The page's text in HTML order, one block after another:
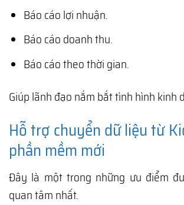
Báo cáo lợi nhuận.
Báo cáo doanh thu.
Báo cáo theo thời gian.
Giúp lãnh đạo nắm bắt tình hình kinh
Hỗ trợ chuyển dữ liệu từ
phần mềm mới
Đây là một trong những ưu điểm
quan tâm nhất.